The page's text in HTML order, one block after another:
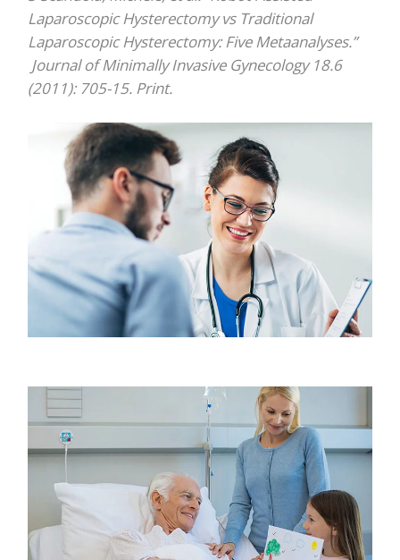
Laparoscopic Hysterectomy vs Traditional
Laparoscopic Hysterectomy: Five Metaanalyses.”
Journal of Minimally Invasive Gynecology 18.6
(2011): 705-15. Print.